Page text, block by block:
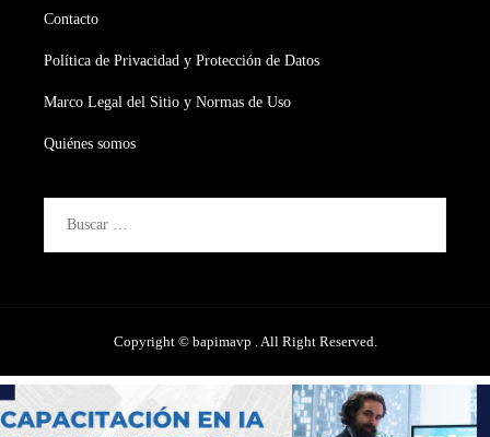
Contacto
Política de Privacidad y Protección de Datos
Marco Legal del Sitio y Normas de Uso
Quiénes somos
Copyright © bapimavp . All Right Reserved.